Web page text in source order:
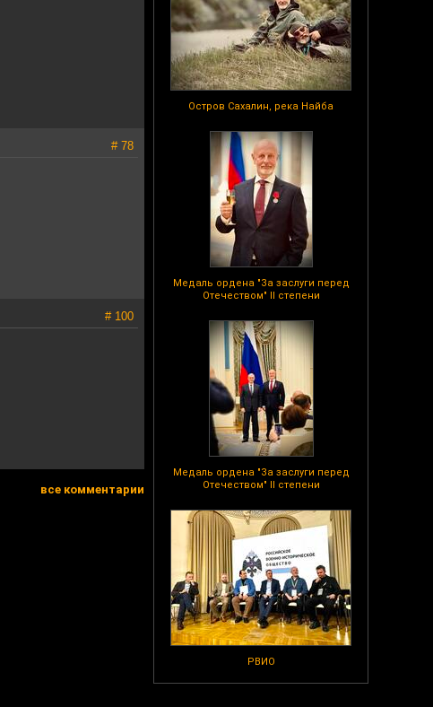
Остров Сахалин, река Найба
Медаль ордена "За заслуги перед
Отечеством" II степени
Медаль ордена "За заслуги перед
Отечеством" II степени
РВИО
# 78
# 100
все комментарии